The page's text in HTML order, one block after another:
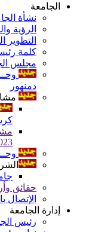
الجامعة
نشأة
الرؤية
التطوير
كلمة
مجلس
دمنهور
حقائق
الإتصال
إدارة الجامعة
رئيس